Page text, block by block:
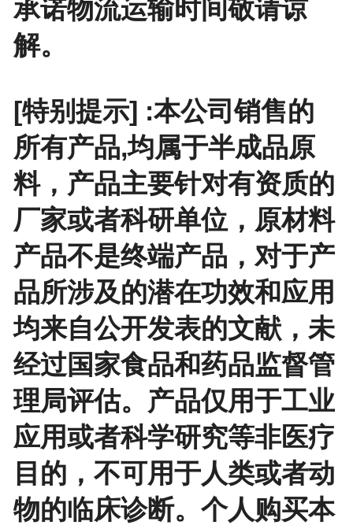
承诺物流运输时间敬请谅
解。
[特别提示] :本公司销售的
所有产品,均属于半成品原
料，产品主要针对有资质的
厂家或者科研单位，原材料
产品不是终端产品，对于产
品所涉及的潜在功效和应用
均来自公开发表的文献，未
经过国家食品和药品监督管
理局评估。产品仅用于工业
应用或者科学研究等非医疗
目的，不可用于人类或者动
物的临床诊断。个人购买本